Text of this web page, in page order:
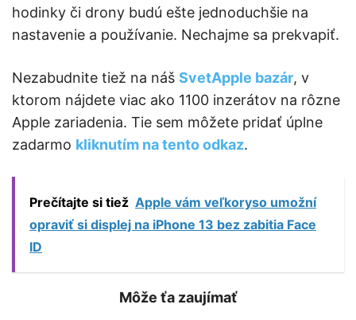
hodinky či drony budú ešte jednoduchšie na
nastavenie a používanie. Nechajme sa prekvapiť.
Nezabudnite tiež na náš SvetApple bazár, v
ktorom nájdete viac ako 1100 inzerátov na rôzne
Apple zariadenia. Tie sem môžete pridať úplne
zadarmo kliknutím na tento odkaz.
Prečítajte si tiež Apple vám veľkoryso umožní
opraviť si displej na iPhone 13 bez zabitia Face
ID
Môže ťa zaujímať